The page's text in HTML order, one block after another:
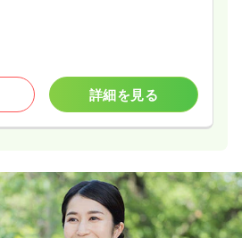
詳細を見る